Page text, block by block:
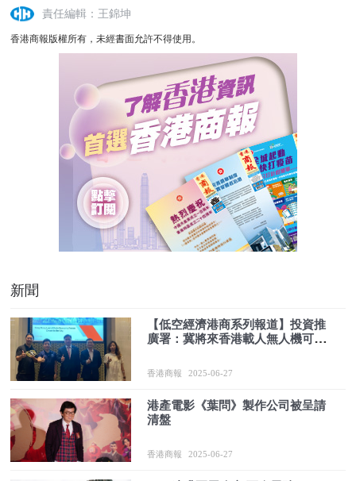
責任編輯：王錦坤
香港商報版權所有，未經書面允許不得使用。
新聞
【低空經濟港商系列報道】投資推
廣署：冀將來香港載人無人機可飛
香港商報 2025-06-27
港產電影《葉問》製作公司被呈請
清盤
香港商報 2025-06-27